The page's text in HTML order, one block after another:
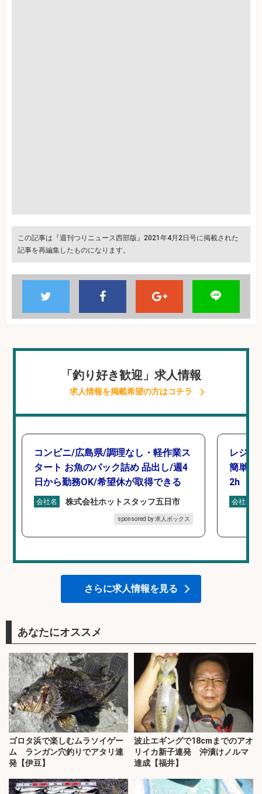
この記事は『週刊つりニュース西部版』2021年4月2日号に掲載された
記事を再編集したものになります。
「釣り好き歓迎」求人情報
求人情報を掲載希望の方はコチラ
コンビニ/広島県/調理なし・軽作業ス
タート お魚のパック詰め 品出し/週4
日から勤務OK/希望休が取得できる
会社名 株式会社ホットスタッフ五日市
sponsored by 求人ボックス
レジカ
簡単レ
2h
会社名
さらに求人情報を見る
あなたにオススメ
ゴロタ浜で楽しむムラソイゲー
ム ランガン穴釣りでアタリ連
発【伊豆】
波止エギングで18cmまでのアオ
リイカ新子連発 沖漬けノルマ
達成【福井】